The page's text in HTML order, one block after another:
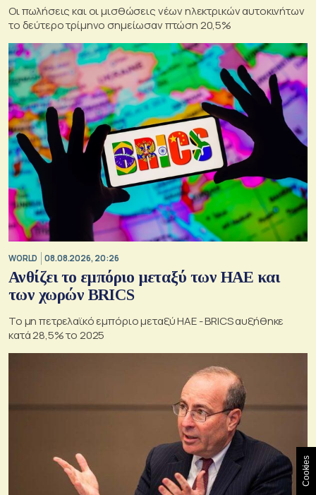
Οι πωλήσεις και οι μισθώσεις νέων ηλεκτρικών αυτοκινήτων
το δεύτερο τρίμηνο σημείωσαν πτώση 20,5%
WORLD 08.08.2026, 20:26
Ανθίζει το εμπόριο μεταξύ των ΗΑΕ και
των χωρών BRICS
Το μη πετρελαϊκό εμπόριο μεταξύ ΗΑΕ - BRICS αυξήθηκε
κατά 28,5% το 2025
Cookies